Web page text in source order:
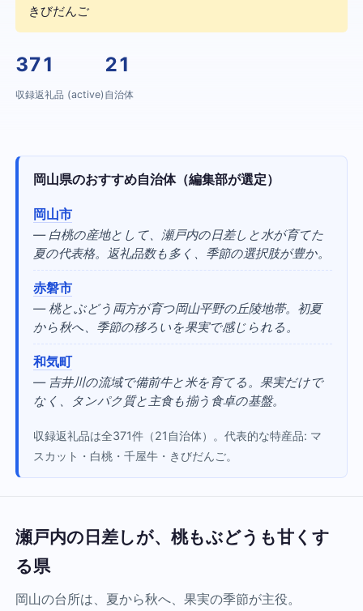
きびだんご
371
収録返礼品 (active)
21
自治体
岡山県のおすすめ自治体（編集部が選定）
岡山市
— 白桃の産地として、瀬戸内の日差しと水が育てた
夏の代表格。返礼品数も多く、季節の選択肢が豊か。
赤磐市
— 桃とぶどう両方が育つ岡山平野の丘陵地帯。初夏
から秋へ、季節の移ろいを果実で感じられる。
和気町
— 吉井川の流域で備前牛と米を育てる。果実だけで
なく、タンパク質と主食も揃う食卓の基盤。
収録返礼品は全371件（21自治体）。代表的な特産品: マ
スカット・白桃・千屋牛・きびだんご。
瀬戸内の日差しが、桃もぶどうも甘くす
る県
岡山の台所は、夏から秋へ、果実の季節が主役。